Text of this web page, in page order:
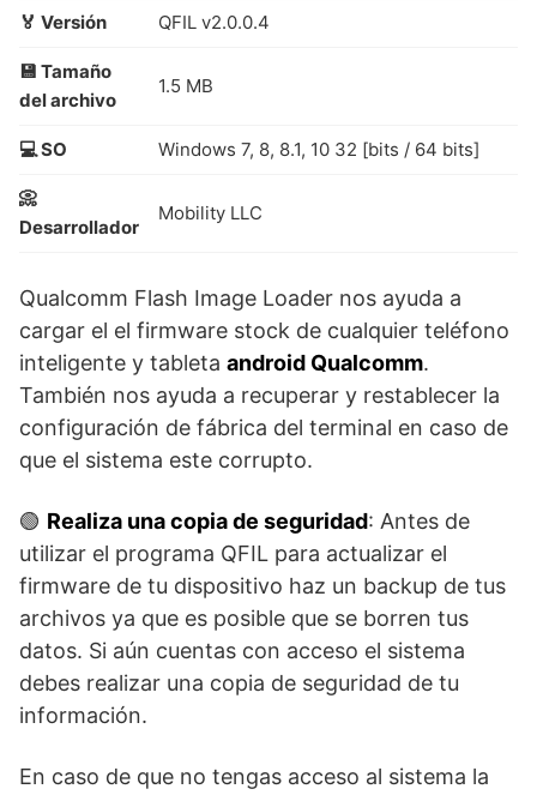
🏅 Versión QFIL v2.0.0.4
💾 Tamaño
del archivo
1.5 MB
💻 SO Windows 7, 8, 8.1, 10 32 [bits / 64 bits]
📀
Desarrollador
Mobility LLC
Qualcomm Flash Image Loader nos ayuda a
cargar el el firmware stock de cualquier teléfono
inteligente y tableta android Qualcomm.
También nos ayuda a recuperar y restablecer la
configuración de fábrica del terminal en caso de
que el sistema este corrupto.
🟢 Realiza una copia de seguridad: Antes de
utilizar el programa QFIL para actualizar el
firmware de tu dispositivo haz un backup de tus
archivos ya que es posible que se borren tus
datos. Si aún cuentas con acceso el sistema
debes realizar una copia de seguridad de tu
información.
En caso de que no tengas acceso al sistema la